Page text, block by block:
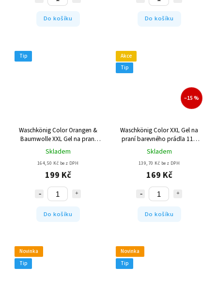
Do košíku Do košíku
Tip
Waschkönig Color Orangen &
Baumwolle XXL Gel na praní
barevného prádla 100 Pracích
cyklů
Skladem
164,50 Kč bez DPH
199 Kč
Do košíku
Akce
Tip
–15 %
Waschkönig Color XXL Gel na
praní barevného prádla 110
Pracích cyklů
Skladem
139,70 Kč bez DPH
169 Kč
Do košíku
Novinka
Tip
Novinka
Tip